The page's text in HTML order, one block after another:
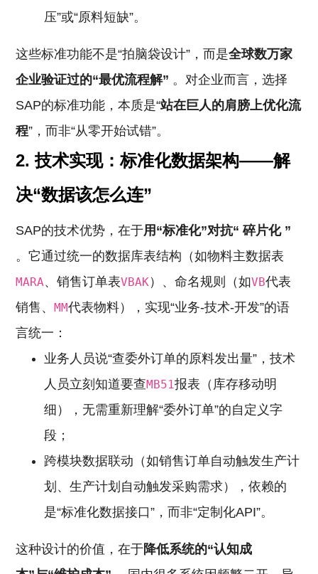
压”或“原料短缺”。
这些标准功能不是“拍脑袋设计”，而是全球数万家
企业验证过的“最优流程解” 。对企业而言，选择
SAP的标准功能，本质是“站在巨人的肩膀上优化流
程”，而非“从零开始试错”。
2.技术实现：标准化数据架构——解
决“数据该怎么连”
SAP的技术优势，在于用“标准化”对抗“ 碎片化 ”
。它通过统一的数据库表结构（如物料主数据表
MARA、销售订单表VBAK）、命名规则（如VB代表
销售、MM代表物料），实现“业务-技术-开发”的语
言统一：
业务人员说“查委外订单的原料发出量”，技术
人员立刻知道要查MB51报表（库存移动明
细），无需重新理解“委外订单”的自定义字
段；
跨模块数据联动（如销售订单自动触发生产计
划、生产计划自动触发采购需求），依赖的
是“标准化数据接口”，而非“定制化API”。
这种设计的价值，在于降低系统的“认知成